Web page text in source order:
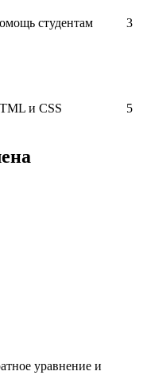
студентам 3
и CSS 5
уравнение и